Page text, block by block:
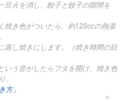
旦火を消し、餃子と餃子の隙間を
焼き色がついたら、約120ccの熱湯
蒸し焼きにします。（焼き時間の目
いう音がしたらフタを開け、焼き色
。
方」